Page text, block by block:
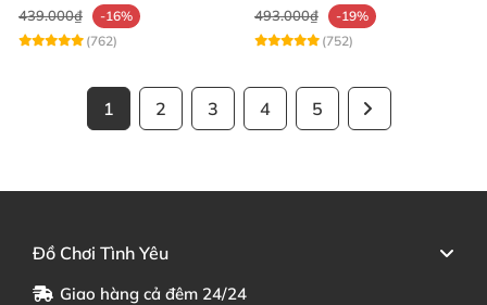
439.000₫
-16%
(762)
493.000₫
-19%
(752)
1 2 3 4 5
Đồ Chơi Tình Yêu
Giao hàng cả đêm 24/24